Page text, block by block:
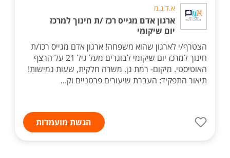
א.ד.נ.מ
ארגון אדם מגייס רכז /ת חינוך למרכז
יום שיקומי
הצטרף/י לארגון שהוא משפחה! ארגון אדם מגייס רכז/ת
חינוך למרכז יום שיקומי לבוגרים מעל גיל 21 על הרצף
האוטיסטי. מיקום- רמת גן. משרה חלקית, שעות גמישות!
תיאור התפקיד: העברת שיעורים פרטניים וק...
הגשת מועמדות